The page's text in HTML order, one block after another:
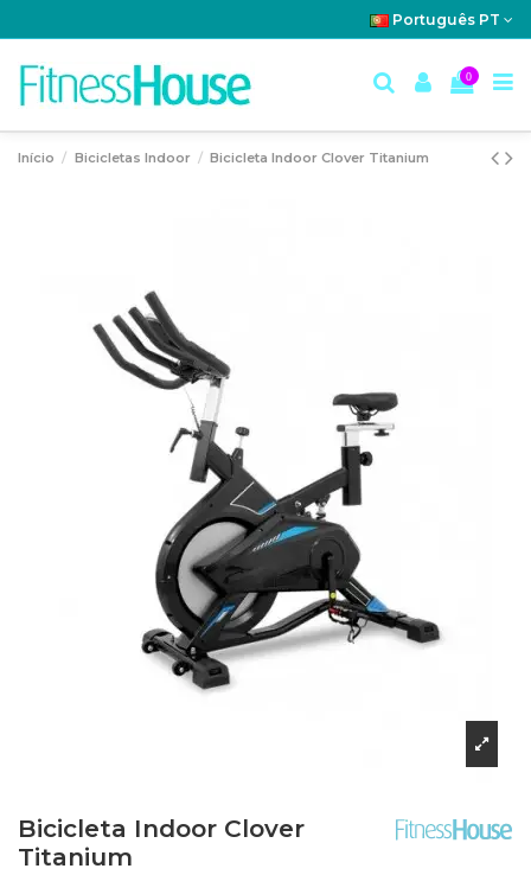
Português PT
0
Início Bicicletas Indoor Bicicleta Indoor Clover Titanium
Bicicleta Indoor Clover
Titanium